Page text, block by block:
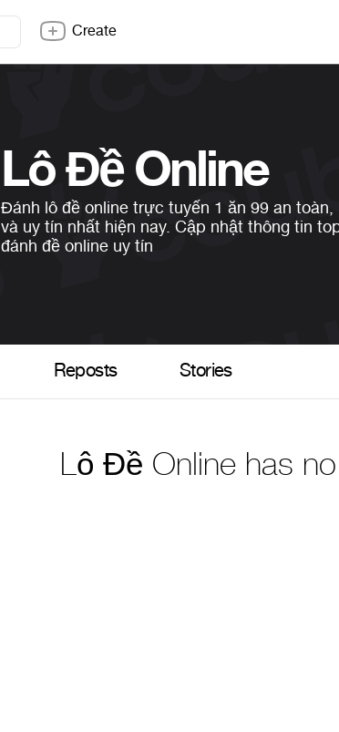
Create
Lô Đề Online
Đánh lô đề online trực tuyến 1 ăn 99 an toàn,
và uy tín nhất hiện nay. Cập nhật thông tin
đánh đề online uy tín
Reposts Stories
Lô Đề Online has